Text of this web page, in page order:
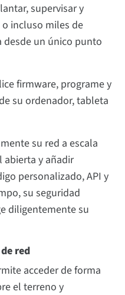
supervisar y
incluso miles de
un único punto
firmware, programe y
su ordenador, tableta
su red a escala
abierta y añadir
personalizado, API y
su seguridad
diligentemente su
red
acceder de forma
el terreno y